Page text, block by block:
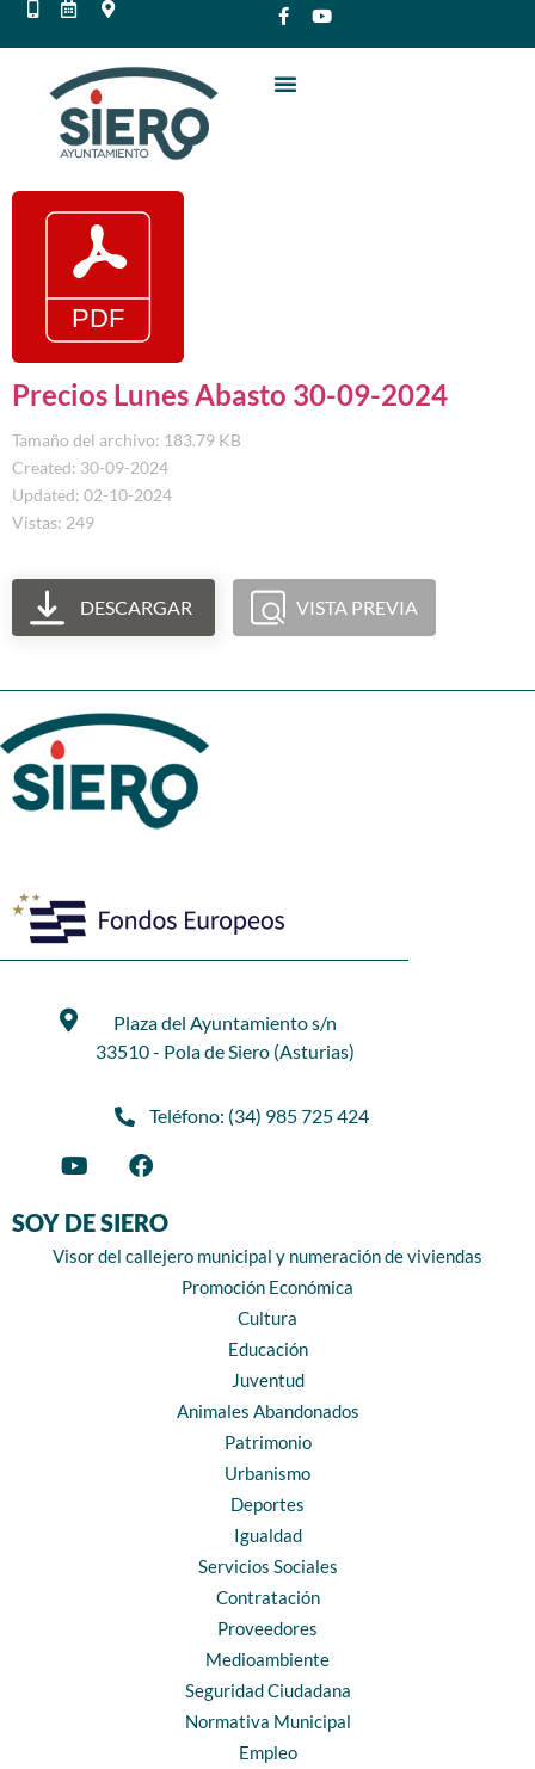
Precios Lunes Abasto 30-09-2024
Tamaño del archivo: 183.79 KB
Created: 30-09-2024
Updated: 02-10-2024
Vistas: 249
DESCARGAR VISTA PREVIA
Plaza del Ayuntamiento s/n
33510 - Pola de Siero (Asturias)
Teléfono: (34) 985 725 424
SOY DE SIERO
Visor del callejero municipal y numeración de viviendas
Promoción Económica
Cultura
Educación
Juventud
Animales Abandonados
Patrimonio
Urbanismo
Deportes
Igualdad
Servicios Sociales
Contratación
Proveedores
Medioambiente
Seguridad Ciudadana
Normativa Municipal
Empleo